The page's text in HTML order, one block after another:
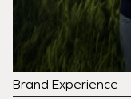
Brand Experience